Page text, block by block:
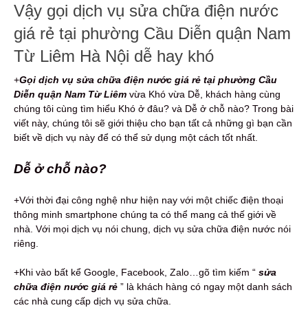
Vậy gọi dịch vụ sửa chữa điện nước
giá rẻ tại phường Cầu Diễn quận Nam
Từ Liêm Hà Nội dễ hay khó
+Gọi dịch vụ sửa chữa điện nước giá rẻ tại phường Cầu
Diễn quận Nam Từ Liêm vừa Khó vừa Dễ, khách hàng cùng
chúng tôi cùng tìm hiểu Khó ở đâu? và Dễ ở chỗ nào? Trong bài
viết này, chúng tôi sẽ giới thiệu cho bạn tất cả những gì bạn cần
biết về dịch vụ này để có thể sử dụng một cách tốt nhất.
Dễ ở chỗ nào?
+Với thời đại công nghệ như hiện nay với một chiếc điện thoại
thông minh smartphone chúng ta có thể mang cả thế giới về
nhà. Với mọi dịch vụ nói chung, dịch vụ sửa chữa điện nước nói
riêng.
+Khi vào bất kể Google, Facebook, Zalo…gõ tìm kiếm “ sửa
chữa điện nước giá rẻ ” là khách hàng có ngay một danh sách
các nhà cung cấp dịch vụ sửa chữa.